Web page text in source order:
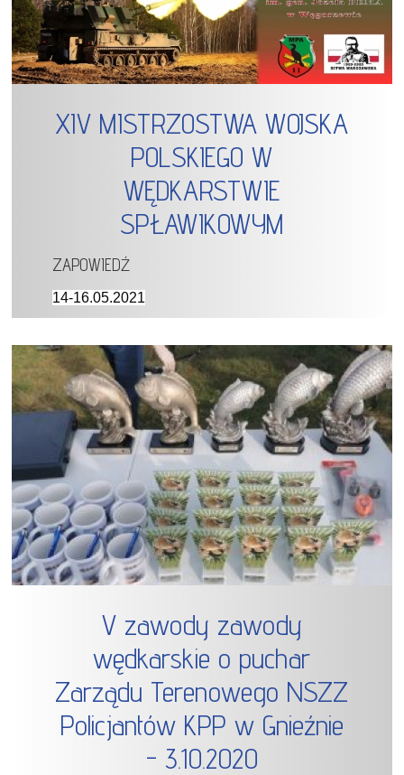
XIV MISTRZOSTWA WOJSKA
POLSKIEGO W
WĘDKARSTWIE
SPŁAWIKOWYM
ZAPOWIEDŹ
14-16.05.2021
V zawody zawody
wędkarskie o puchar
Zarządu Terenowego NSZZ
Policjantów KPP w Gnieźnie
- 3.10.2020